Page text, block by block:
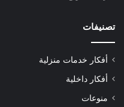
تصنيفات
أفكار خدمات منزلية
أفكار داخلية
منوعات